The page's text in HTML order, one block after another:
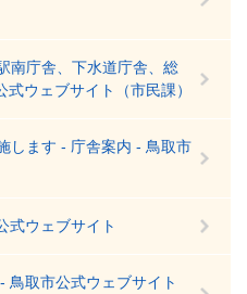
南庁舎、下水道庁舎、総
ウェブサイト（市民課）
します - 庁舎案内 - 鳥取市
式ウェブサイト
鳥取市公式ウェブサイト